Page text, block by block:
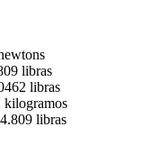
libras
libras
kilogramos
libras